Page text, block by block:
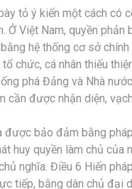
tỏ ý kiến một cách có
Ở Việt Nam, quyền phản
hệ thống cơ sở chính
chức, cá nhân thiếu
phá Đảng và Nhà
cần được nhận diện,
được bảo đảm bằng
huy quyền làm chủ của
nghĩa. Điều 6 Hiến
tiếp, bằng dân chủ đại